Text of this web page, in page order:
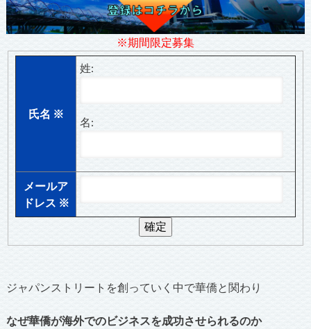
※期間限定募集
氏名 ※
姓:
名:
メールア
ドレス ※
ジャパンストリートを創っていく中で華僑と関わり
なぜ華僑が海外でのビジネスを成功させられるのか